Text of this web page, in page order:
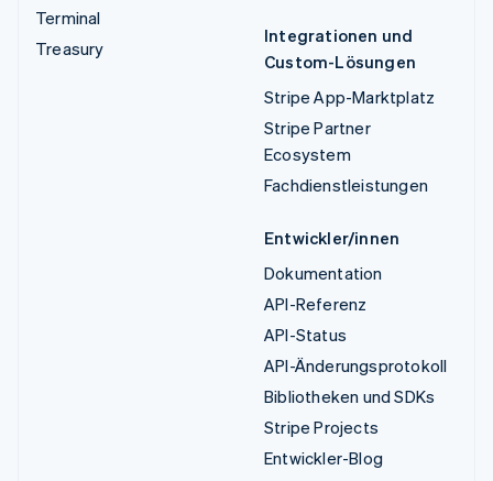
Terminal
Treasury
Integrationen und
Custom-Lösungen
Stripe App-Marktplatz
Stripe Partner
Ecosystem
Fachdienstleistungen
Entwickler/innen
Dokumentation
API-Referenz
API-Status
API-Änderungsprotokoll
Bibliotheken und SDKs
Stripe Projects
Entwickler-Blog